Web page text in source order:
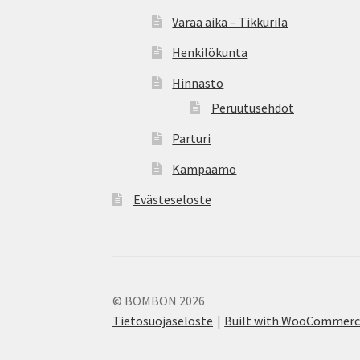
Varaa aika – Tikkurila
Henkilökunta
Hinnasto
Peruutusehdot
Parturi
Kampaamo
Evästeseloste
© BOMBON 2026
Tietosuojaseloste
Built with